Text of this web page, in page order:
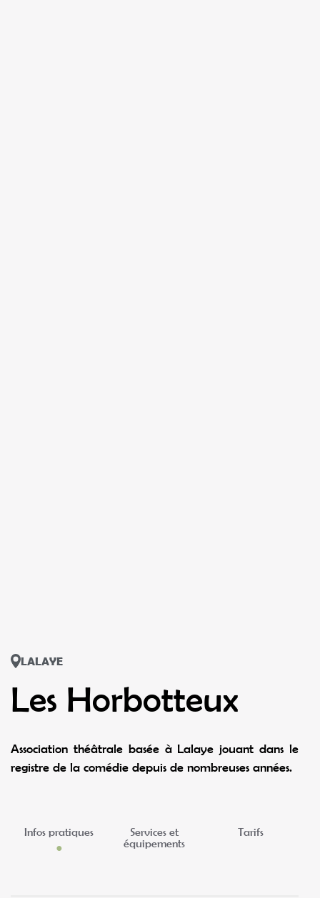
LALAYE
Les Horbotteux
Association théâtrale basée à Lalaye jouant dans le
registre de la comédie depuis de nombreuses années.
Infos pratiques
Services et
équipements
Tarifs